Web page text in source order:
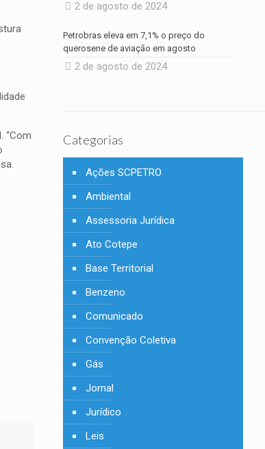
“Com
2 de agosto de 2024
Petrobras eleva em 7,1% o preço do
querosene de aviação em agosto
2 de agosto de 2024
Categorias
Ações SCPETRO
Ambiental
Assessoria Jurídica
Ato Cotepe
Base Territorial
Benzeno
Comunicado
Convenção Coletiva
Gás
Jornal
Jurídico
Leis